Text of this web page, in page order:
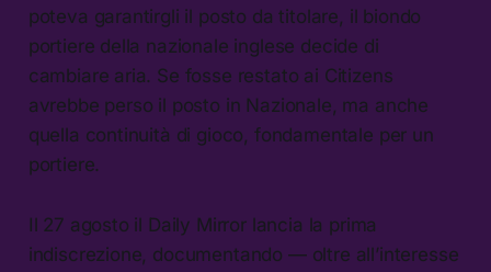
poteva garantirgli il posto da titolare, il biondo
portiere della nazionale inglese decide di
cambiare aria. Se fosse restato ai Citizens
avrebbe perso il posto in Nazionale, ma anche
quella continuità di gioco, fondamentale per un
portiere.
Il 27 agosto il Daily Mirror lancia la prima
indiscrezione, documentando — oltre all’interesse